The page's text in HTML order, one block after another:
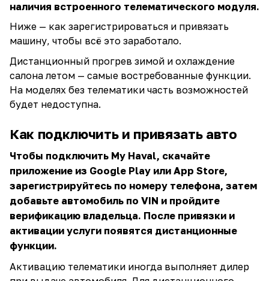
наличия встроенного телематического модуля.
Ниже — как зарегистрироваться и привязать
машину, чтобы всё это заработало.
Дистанционный прогрев зимой и охлаждение
салона летом — самые востребованные функции.
На моделях без телематики часть возможностей
будет недоступна.
Как подключить и привязать авто
Чтобы подключить My Haval, скачайте
приложение из Google Play или App Store,
зарегистрируйтесь по номеру телефона, затем
добавьте автомобиль по VIN и пройдите
верификацию владельца. После привязки и
активации услуги появятся дистанционные
функции.
Активацию телематики иногда выполняет дилер